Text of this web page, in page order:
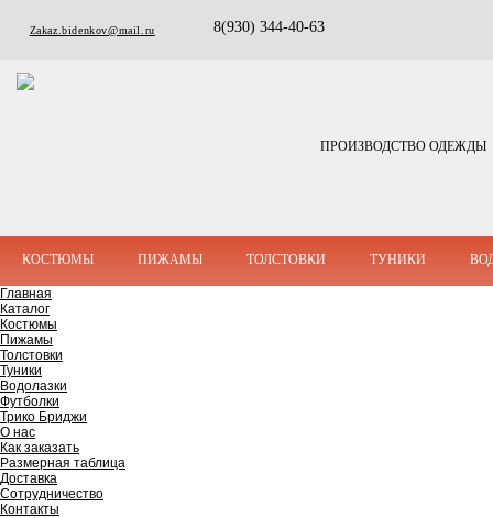
Zakaz.bidenkov@mail.ru 8(930) 344-40-63
ПРОИЗВОДСТВО ОДЕЖДЫ
КОСТЮМЫ ПИЖАМЫ ТОЛСТОВКИ ТУНИКИ
Главная
Каталог
Костюмы
Пижамы
Толстовки
Туники
Водолазки
Футболки
Трико Бриджи
О нас
Как заказать
Размерная таблица
Доставка
Сотрудничество
Контакты